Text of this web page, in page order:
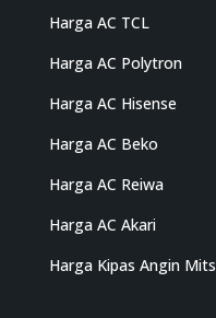
Harga AC TCL
Harga AC Polytron
Harga AC Hisense
Harga AC Beko
Harga AC Reiwa
Harga AC Akari
Harga Kipas Angin